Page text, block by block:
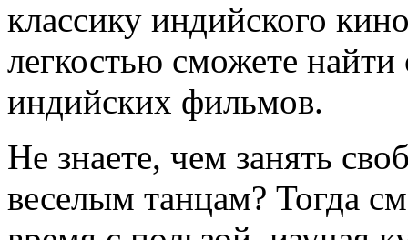
классику индийского
легкостью сможете
индийских фильмов.
Не знаете, чем занять
веселым танцам? Тогда